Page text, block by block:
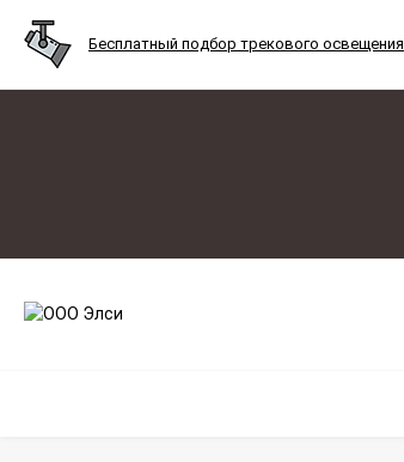
Бесплатный подбор трекового освещения